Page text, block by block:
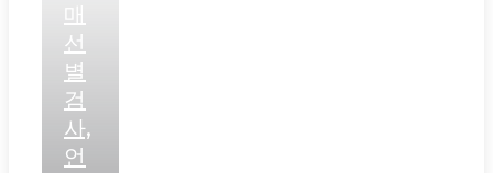
매
선
별
검
사,
언